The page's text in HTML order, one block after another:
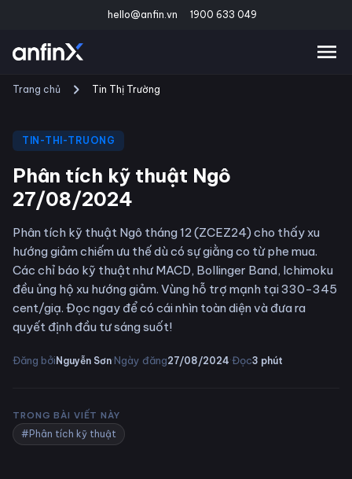
hello@anfin.vn 1900 633 049
Trang chủ Tin Thị Trường
TIN-THI-TRUONG
Phân tích kỹ thuật Ngô
27/08/2024
Phân tích kỹ thuật Ngô tháng 12 (ZCEZ24) cho thấy xu
hướng giảm chiếm ưu thế dù có sự giằng co từ phe mua.
Các chỉ báo kỹ thuật như MACD, Bollinger Band, Ichimoku
đều ủng hộ xu hướng giảm. Vùng hỗ trợ mạnh tại 330-345
cent/giạ. Đọc ngay để có cái nhìn toàn diện và đưa ra
quyết định đầu tư sáng suốt!
Đăng bởiNguyễn Sơn·Ngày đăng27/08/2024·Đọc3 phút
TRONG BÀI VIẾT NÀY
#Phân tích kỹ thuật